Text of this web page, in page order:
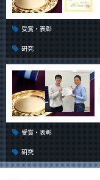
受賞・表彰
研究
受賞・表彰
研究